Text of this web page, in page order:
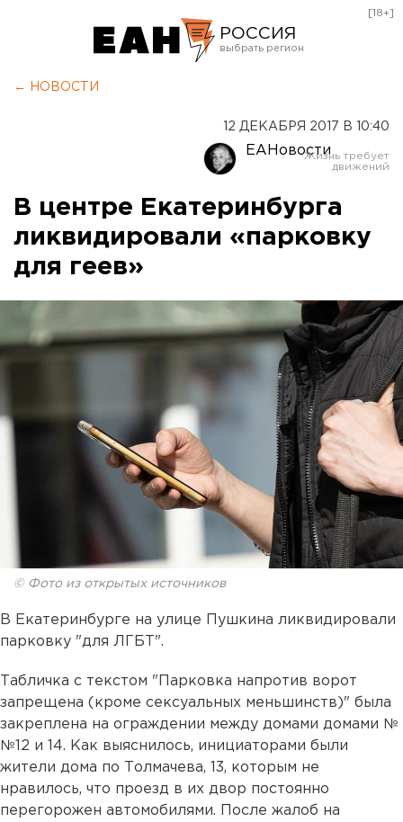
РОССИЯ
Оренбург
[18+]
← НОВОСТИ
12 ДЕКАБРЯ 2017 В 10:40
ЕАНовости
В центре Екатеринбурга
ликвидировали «парковку
для геев»
© Фото из открытых источников
В Екатеринбурге на улице Пушкина ликвидировали
парковку "для ЛГБТ".
Табличка c текстом "Парковка напротив ворот
запрещена (кроме сексуальных меньшинств)" была
закреплена на ограждении между домами домами №
№12 и 14. Как выяснилось, инициаторами были
жители дома по Толмачева, 13, которым не
нравилось, что проезд в их двор постоянно
перегорожен автомобилями. После жалоб на